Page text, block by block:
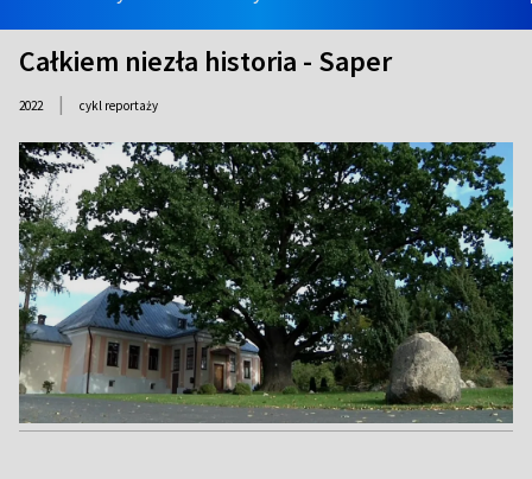
Całkiem niezła historia - Saper
2022 | cykl reportaży